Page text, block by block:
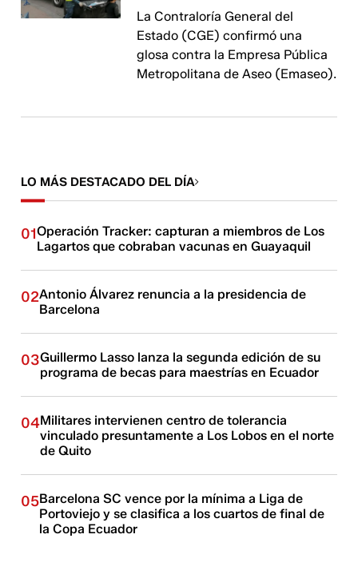
La Contraloría General del
Estado (CGE) confirmó una
glosa contra la Empresa Pública
Metropolitana de Aseo (Emaseo).
LO MÁS DESTACADO DEL DÍA
01Operación Tracker: capturan a miembros de Los
Lagartos que cobraban vacunas en Guayaquil
02Antonio Álvarez renuncia a la presidencia de
Barcelona
03Guillermo Lasso lanza la segunda edición de su
programa de becas para maestrías en Ecuador
04Militares intervienen centro de tolerancia
vinculado presuntamente a Los Lobos en el norte
de Quito
05Barcelona SC vence por la mínima a Liga de
Portoviejo y se clasifica a los cuartos de final de
la Copa Ecuador